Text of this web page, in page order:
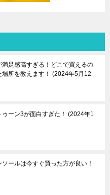
足感高すぎる！どこで買えるの
所を教えます！
2024年5月12
ーン3が面白すぎた！
2024年1
ールは今すぐ買った方が良い！